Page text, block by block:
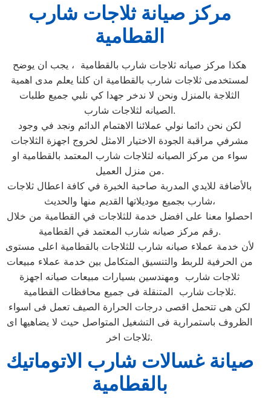
مركز صيانة ثلاجات شارب
القطامية
هكذا مركز صيانه ثلاجات شارب بالقطامية ، يجب ان يوضح
لمستخدمى ثلاجات شارب بالقطامية ان كلنا يعلم مدى اهمية
الثلاجة بالمنزل ونحن لا ندخر جهدا كي نلبي جميع طلبات
الصيانه لثلاجات شارب.
لكن نحن دائما نولي عملائنا الاهتمام الدائم ونجد في وجود
مشرفي مراقبة الجودة الاختيار الامثل لخروج اجهزة الثلاجات
سواء من مركز الصيانه لثلاجات شارب المعتمد بالقطامية او
من منزل العميل.
بالأضافة للايدي المدربة صاحبة الخبرة في كافة اعطال ثلاجات
شارب بجميع موديلاتها القديم منها والحديث،
احصلوا معنا على افضل خدمة للثلاجات في القطامية من خلال
رقم مركز صيانه شارب المعتمد في القطامية.
لأن خدمة عملاء صيانه شارب للثلاجات بالقطامية اعلى مستوى
من الحرفية للربط والتنسيق المتكامل بين خدمة عملاء مبيعات
ثلاجات شارب ومهندسين بسيارات مبيعات صيانه اجهزة
ثلاجات شارب المتنقلة فى جميع محافظات القطامية.
لكن هى تتحمل اقصى درجات الحرارة الصيف تعمل فى اسواء
الظروف باستمرارية فى التشغيل المتواصل حيث لا يضاهيها اى
ثلاجات اخر.
صيانة غسالات شارب الاتوماتيك
بالقطامية